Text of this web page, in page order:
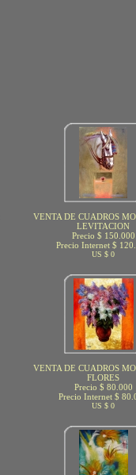
VENTA DE CUADROS
LEVITACION
Precio $ 150.000
Precio Internet $
US $ 0
VENTA DE CUADROS
FLORES
Precio $ 80.000
Precio Internet $
US $ 0